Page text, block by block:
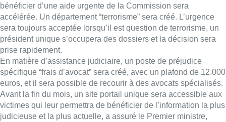
bénéficier d’une aide urgente de la Commission sera
accélérée. Un département “terrorisme” sera créé. L’urgence
sera toujours acceptée lorsqu’il est question de terrorisme, un
président unique s’occupera des dossiers et la décision sera
prise rapidement.
En matière d’assistance judiciaire, un poste de préjudice
spécifique “frais d’avocat” sera créé, avec un plafond de 12.000
euros, et il sera possible de recourir à des avocats spécialisés.
Avant la fin du mois, un site portail unique sera accessible aux
victimes qui leur permettra de bénéficier de l’information la plus
judicieuse et la plus actuelle, a assuré le Premier ministre,